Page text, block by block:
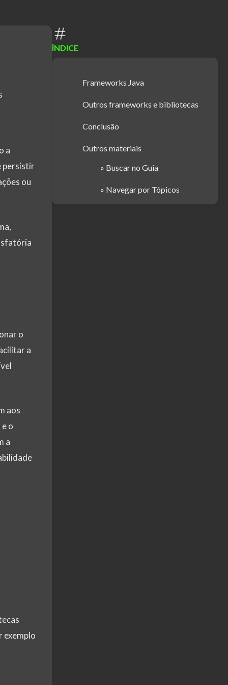
ÍNDICE
Frameworks Java
Outros frameworks e bibliotecas
Conclusão
Outros materiais
» Buscar no Guia
» Navegar por Tópicos
a
persistir
ou
o
a
aos
o
a
exemplo